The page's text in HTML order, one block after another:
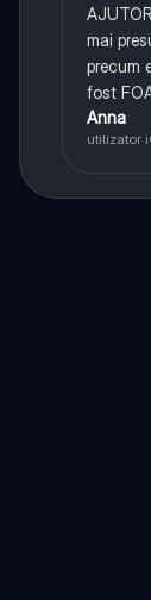
mai
precum
fost
Anna
utilizator